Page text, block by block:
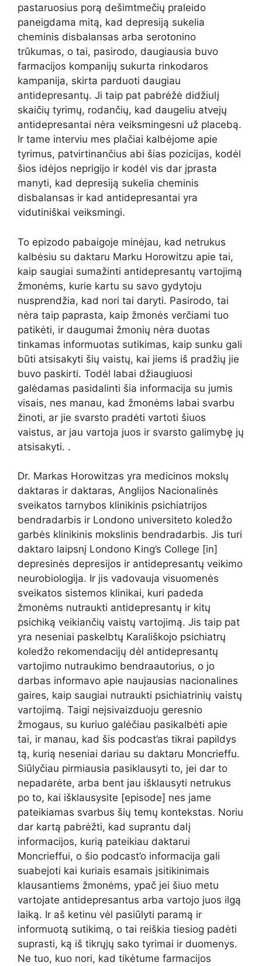
pastaruosius porą dešimtmečių praleido
paneigdama mitą, kad depresiją sukelia
cheminis disbalansas arba serotonino
trūkumas, o tai, pasirodo, daugiausia buvo
farmacijos kompanijų sukurta rinkodaros
kampanija, skirta parduoti daugiau
antidepresantų. Ji taip pat pabrėžė didžiulį
skaičių tyrimų, rodančių, kad daugeliu atvejų
antidepresantai nėra veiksmingesni už placebą.
Ir tame interviu mes plačiai kalbėjome apie
tyrimus, patvirtinančius abi šias pozicijas, kodėl
šios idėjos neprigijo ir kodėl vis dar įprasta
manyti, kad depresiją sukelia cheminis
disbalansas ir kad antidepresantai yra
vidutiniškai veiksmingi.
To epizodo pabaigoje minėjau, kad netrukus
kalbėsiu su daktaru Marku Horowitzu apie tai,
kaip saugiai sumažinti antidepresantų vartojimą
žmonėms, kurie kartu su savo gydytoju
nusprendžia, kad nori tai daryti. Pasirodo, tai
nėra taip paprasta, kaip žmonės verčiami tuo
patikėti, ir daugumai žmonių nėra duotas
tinkamas informuotas sutikimas, kaip sunku gali
būti atsisakyti šių vaistų, kai jiems iš pradžių jie
buvo paskirti. Todėl labai džiaugiuosi
galėdamas pasidalinti šia informacija su jumis
visais, nes manau, kad žmonėms labai svarbu
žinoti, ar jie svarsto pradėti vartoti šiuos
vaistus, ar jau vartoja juos ir svarsto galimybę jų
atsisakyti. .
Dr. Markas Horowitzas yra medicinos mokslų
daktaras ir daktaras, Anglijos Nacionalinės
sveikatos tarnybos klinikinis psichiatrijos
bendradarbis ir Londono universiteto koledžo
garbės klinikinis mokslinis bendradarbis. Jis turi
daktaro laipsnį Londono King’s College [in]
depresinės depresijos ir antidepresantų veikimo
neurobiologija. Ir jis vadovauja visuomenės
sveikatos sistemos klinikai, kuri padeda
žmonėms nutraukti antidepresantų ir kitų
psichiką veikiančių vaistų vartojimą. Jis taip pat
yra neseniai paskelbtų Karališkojo psichiatrų
koledžo rekomendacijų dėl antidepresantų
vartojimo nutraukimo bendraautorius, o jo
darbas informavo apie naujausias nacionalines
gaires, kaip saugiai nutraukti psichiatrinių vaistų
vartojimą. Taigi neįsivaizduoju geresnio
žmogaus, su kuriuo galėčiau pasikalbėti apie
tai, ir manau, kad šis podcast’as tikrai papildys
tą, kurią neseniai dariau su daktaru Moncrieffu.
Siūlyčiau pirmiausia pasiklausyti to, jei dar to
nepadarėte, arba bent jau išklausyti netrukus
po to, kai išklausysite [episode] nes jame
pateikiamas svarbus šių temų kontekstas. Noriu
dar kartą pabrėžti, kad suprantu dalį
informacijos, kurią pateikiau daktarui
Moncrieffui, o šio podcast’o informacija gali
suabejoti kai kuriais esamais įsitikinimais
klausantiems žmonėms, ypač jei šiuo metu
vartojate antidepresantus arba vartojo juos ilgą
laiką. Ir aš ketinu vėl pasiūlyti paramą ir
informuotą sutikimą, o tai reiškia tiesiog padėti
suprasti, ką iš tikrųjų sako tyrimai ir duomenys.
Ne tuo, kuo nori, kad tikėtume farmacijos